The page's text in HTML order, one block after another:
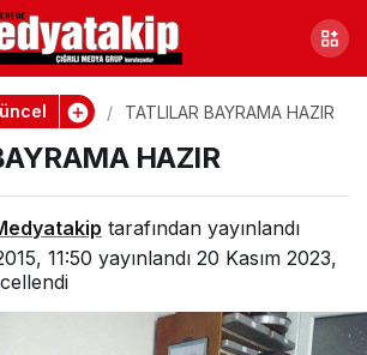
TATLILAR BAYRAMA HAZIR
HAZIR
tarafından yayınlandı
11:50 yayınlandı 20 Kasım 2023,
Paylaş